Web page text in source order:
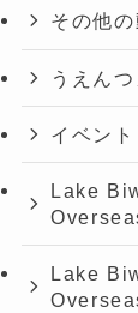
その他
うえん
イベン
Lake
Lake